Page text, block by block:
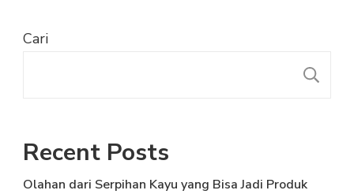
Cari
Recent Posts
Olahan dari Serpihan Kayu yang Bisa Jadi Produk